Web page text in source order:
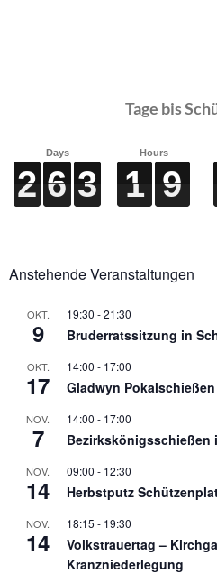
Tage bis
Days
2
2
2
2 6
6
6
6 3
3
3
3
Hours
1
1
1
1 9
9
9
9
Anstehende Veranstaltungen
OKT.
9
19:30 -21:30
Bruderratssitzung in
OKT.
17
14:00 - 17:00
Gladwyn
NOV.
7
14:00 - 17:00
Bezirkskönigsschießen
NOV.
14
09:00 - 12:30
Herbstputz
NOV.
14
18:15 - 19:30
Volkstrauertag –
Kranzniederlegung